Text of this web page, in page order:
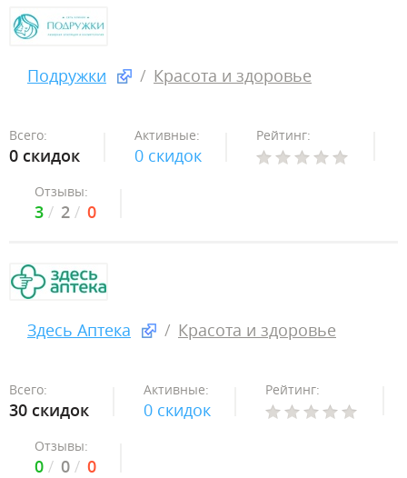
Подружки Красота и здоровье
Всего:
0 скидок
Активные:
0 скидок
Рейтинг:
Отзывы:
3 2 0
Здесь Аптека Красота и здоровье
Всего:
30 скидок
Активные:
0 скидок
Рейтинг:
Отзывы:
0 0 0